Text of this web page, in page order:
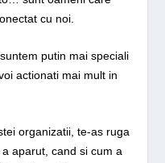
cu noi.
putin mai speciali
actionati mai mult in
organizatii, te-as ruga
aparut, cand si cum a